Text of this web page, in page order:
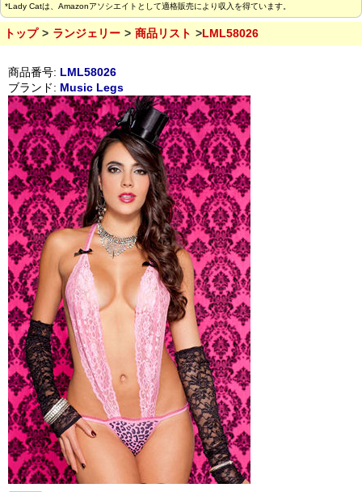
*Lady Catは、Amazonアソシエイトとして適格販売により収入を得ています。
トップ ランジェリー 商品リスト LML58026
商品番号: LML58026
ブランド: Music Legs